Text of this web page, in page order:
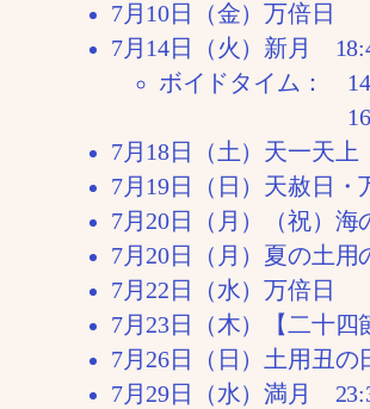
7月10日（金）万倍日
7月14日（火）新月
ボイドタイム： 14
16日(木
7月18日（土）天一天上
7月19日（日）天赦日・
7月20日（月）（祝）海
7月20日（月）夏の土用
7月22日（水）万倍日
7月23日（木）【二十四
7月26日（日）土用丑の
7月29日（水）満月